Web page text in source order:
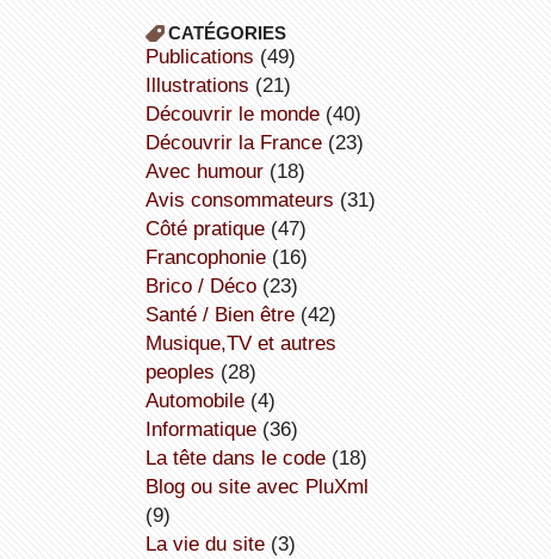
CATÉGORIES
publications (49)
illustrations (21)
découvrir le monde(40)
découvrir la France(23)
avec humour(18)
avis consommateurs (31)
côté pratique(47)
Francophonie(16)
Brico / Déco(23)
Santé / Bien être(42)
Musique,TV et autres
peoples (28)
Automobile(4)
informatique(36)
la tête dans le code(18)
Blog ou site avec PluXml
(9)
la vie du site(3)